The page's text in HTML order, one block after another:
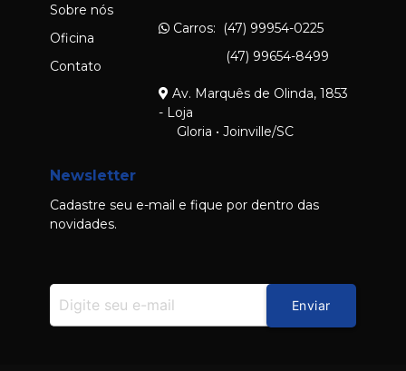
Sobre nós
Oficina
Contato
Carros: (47) 99954-0225
(47) 99654-8499
Av. Marquês de Olinda, 1853
- Loja
Gloria • Joinville/SC
Newsletter
Cadastre seu e-mail e fique por dentro das
novidades.
Enviar